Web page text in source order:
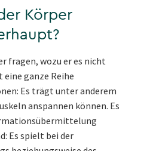
Körper
fragen, wozu er es nicht
ganze Reihe
Es trägt unter anderem
anspannen können. Es
Es spielt bei der